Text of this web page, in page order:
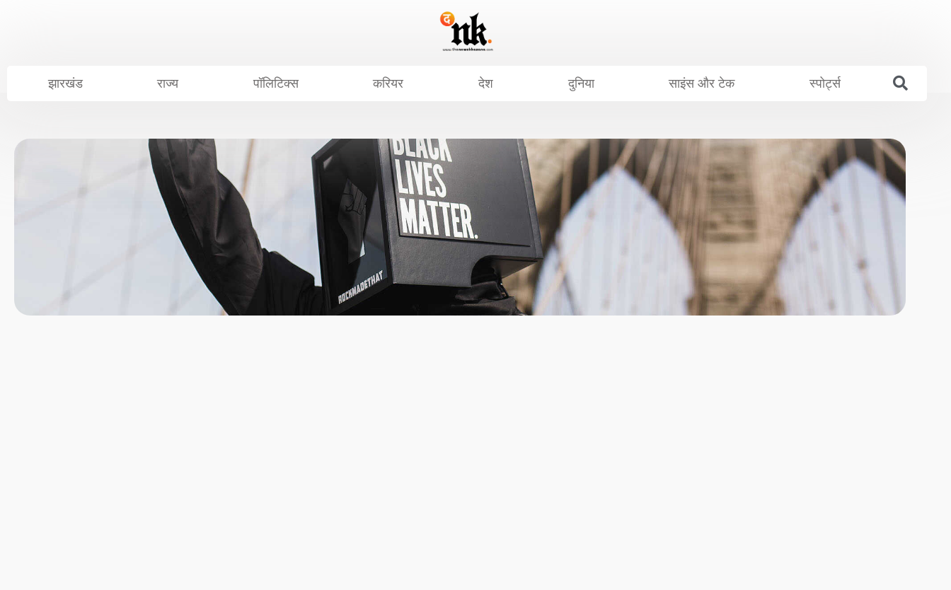
contentझारखंड राज्य पॉलिटिक्स करियर देश दुनिया साइंस और टेक स्पोर्ट्स